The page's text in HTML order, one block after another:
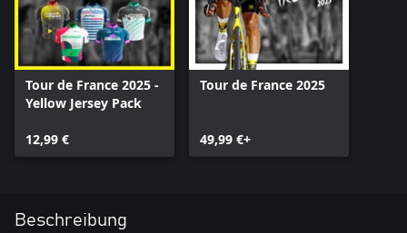
Tour de France 2025 -
Yellow Jersey Pack
12,99 €
Tour de France 2025
49,99 €+
Beschreibung